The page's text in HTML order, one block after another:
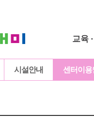
교육
시설안내 센터이용